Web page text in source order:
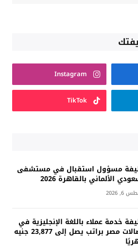
Instagram
TikTok
مسؤول استقبال في مستشفى
الألماني بالقاهرة 2026
2026
خدمة عملاء باللغة الإنجليزية في
اتصالات مصر براتب يصل إلى 23,877 جنيه